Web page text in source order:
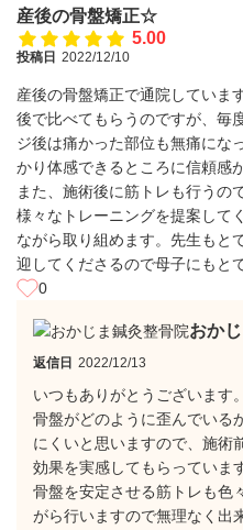
産後の骨盤矯正☆
5.00
投稿日 2022/12/10
産後の骨盤矯正で通院していま
後で比べてもらうのですが、毎
ジ後は痛かった部位も無痛にな
かり体感できるところに信頼感
また、施術後に筋トレも行うの
様々なトレーニングを提案して
ながら取り組めます。先生もと
迎してくださるので母子にもと
0
おか
返信日 2022/12/13
いつもありがとうございます。
骨盤がどのように歪んでいる
にくいと思いますので、施術
効果を実感してもらっていま
骨盤を安定させる筋トレも色
がら行いますので無理なく出